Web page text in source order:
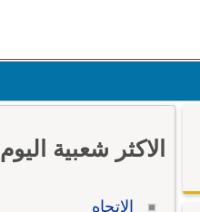
الاكثر شعبية اليوم
الإتجاه